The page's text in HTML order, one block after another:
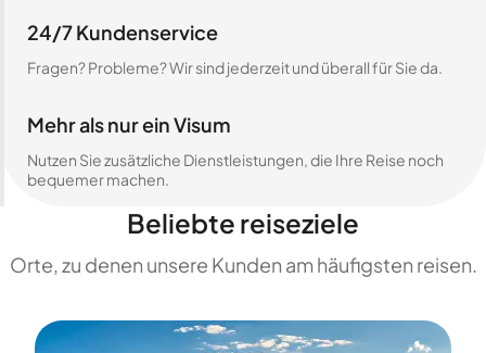
24/7 Kundenservice
Fragen? Probleme? Wir sind jederzeit und überall für Sie da.
Mehr als nur ein Visum
Nutzen Sie zusätzliche Dienstleistungen, die Ihre Reise noch
bequemer machen.
Beliebte reiseziele
Orte, zu denen unsere Kunden am häufigsten reisen.